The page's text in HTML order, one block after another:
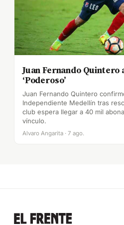
Juan Fernando Quintero
‘Poderoso’
Juan Fernando Quintero
Independiente Medellín tras
club espera llegar a 40 mil
vínculo.
Alvaro Angarita · 7 ago.